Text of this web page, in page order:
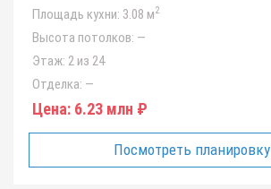
Площадь кухни: 3.08 м2
Высота потолков: —
Этаж: 2 из 24
Отделка: —
Цена: 6.23 млн ₽
Посмотреть планировку